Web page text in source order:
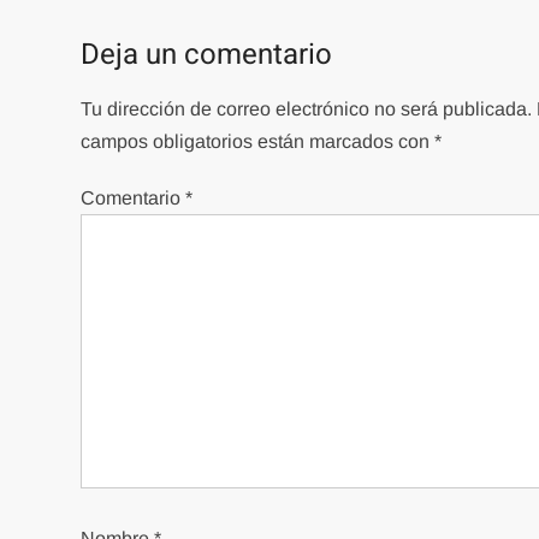
Deja un comentario
Tu dirección de correo electrónico no será publicada.
campos obligatorios están marcados con*
Comentario*